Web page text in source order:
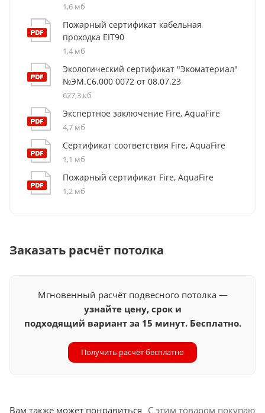
1,6 мб
Пожарный сертификат кабельная
проходка EIT90
1,4 мб
Экологический сертификат "Экоматериал"
№ЭМ.С6.000 0072 от 08.07.23
627,3 кб
Экспертное заключение Fire, AquaFire
4,7 мб
Сертификат соответствия Fire, AquaFire
1,1 мб
Пожарный сертификат Fire, AquaFire
1,2 мб
Заказать расчёт потолка
Мгновенный расчёт подвесного потолка —
узнайте цену, срок и
подходящий вариант за 15 минут. Бесплатно.
Получить расчёт бесплатно
Вам также может понравиться С этим товаром покупают